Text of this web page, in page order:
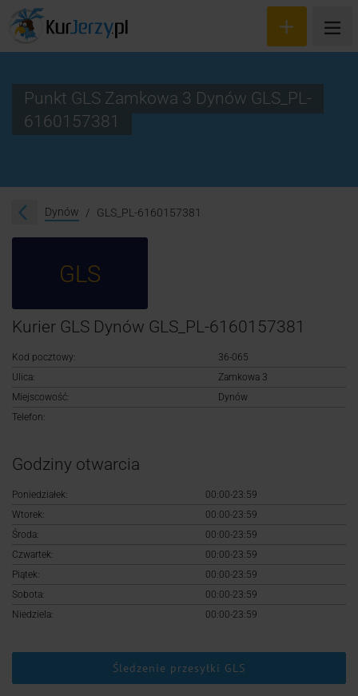
Śledzenie przesyłki
Punkt GLS Zamkowa 3 Dynów GLS_PL-
6160157381
Dynów GLS_PL-6160157381
GLS
Kurier GLS Dynów GLS_PL-6160157381
Kod pocztowy:
36-065
Ulica:
Zamkowa 3
Miejscowość:
Dynów
Telefon:
Godziny otwarcia
Poniedziałek:
00:00-23:59
Wtorek:
00:00-23:59
Środa:
00:00-23:59
Czwartek:
00:00-23:59
Piątek:
00:00-23:59
Sobota:
00:00-23:59
Niedziela:
00:00-23:59
Śledzenie przesyłki GLS